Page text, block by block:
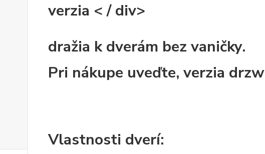
verzia < / div>
dražia k dverám bez vaničky.
Pri nákupe uveďte, verzia
Vlastnosti dverí: